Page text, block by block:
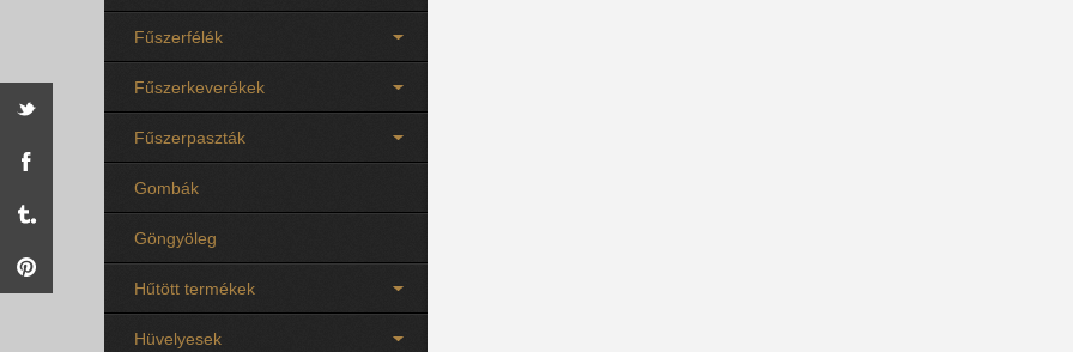
Fűszerfélék
Fűszerkeverékek
Fűszerpaszták
Gombák
Göngyöleg
Hűtött termékek
Hüvelyesek